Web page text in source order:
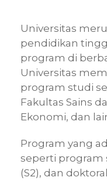
Universitas
pendidikan
program di
Universitas
program studi
Fakultas Sains
Ekonomi, dan
Program yang
seperti program
(S2), dan